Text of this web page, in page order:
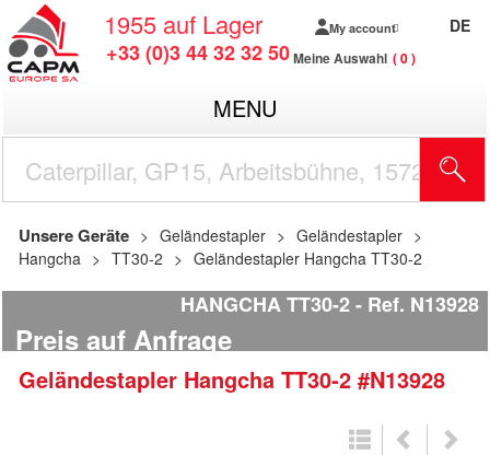
1955 auf Lager
+33 (0)3 44 32 32 50
My account
Meine Auswahl 0
DE
MENU
Unsere Geräte Geländestapler
Geländestapler
Hangcha
TT30-2 Geländestapler Hangcha TT30-2
HANGCHA TT30-2 Ref. N13928
Preis auf Anfrage
Geländestapler Hangcha TT30-2 #N13928